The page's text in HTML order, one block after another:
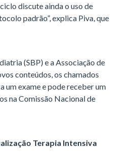
discute ainda o uso de
padrão”, explica Piva, que
(SBP) e a Associação de
conteúdos, os chamados
um exame e pode receber um
na Comissão Nacional de
Terapia Intensiva